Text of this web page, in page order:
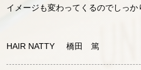
イメージも変わってくるのでしっか
HAIR NATTY 橋田 篤